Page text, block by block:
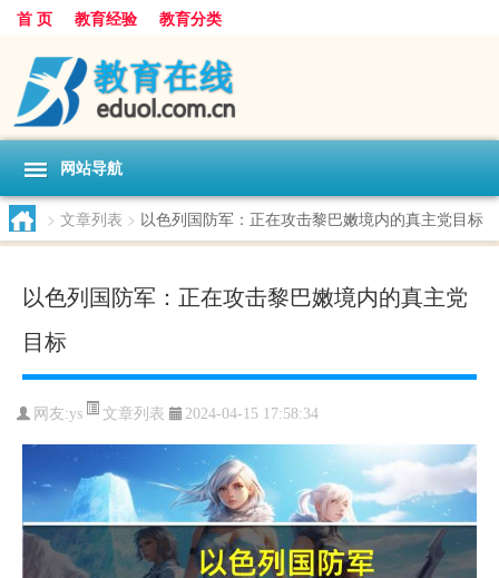
首 页 教育经验 教育分类
网站导航
> 文章列表 > 以色列国防军：正在攻击黎巴嫩境内的真主党目标
以色列国防军：正在攻击黎巴嫩境内的真主党
目标
网友:ys 文章列表 2024-04-15 17:58:34